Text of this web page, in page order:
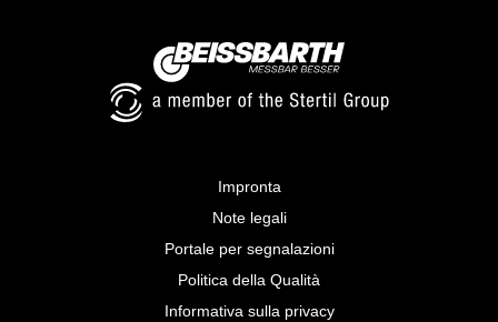
Impronta
Note legali
Portale per segnalazioni
Politica della Qualità
Informativa sulla privacy